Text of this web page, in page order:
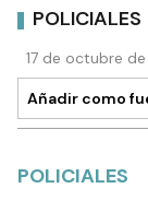
POLICIALES
17 de octubre
Añadir como
POLICIALES